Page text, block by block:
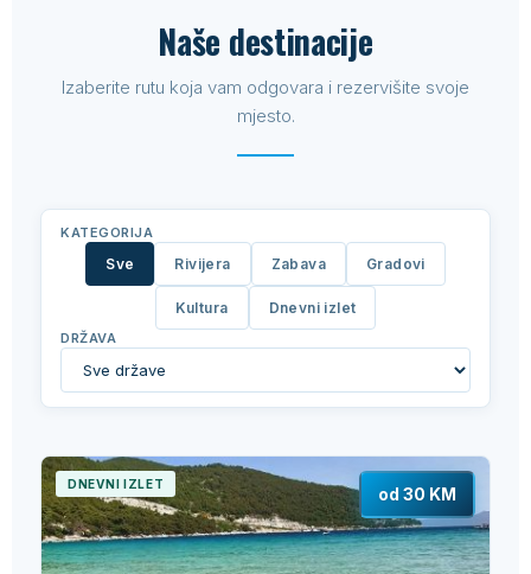
Naše destinacije
Izaberite rutu koja vam odgovara i rezervišite svoje
mjesto.
KATEGORIJA
Sve Rivijera Zabava Gradovi
Kultura Dnevni izlet
DRŽAVA
DNEVNI IZLET od 30 KM